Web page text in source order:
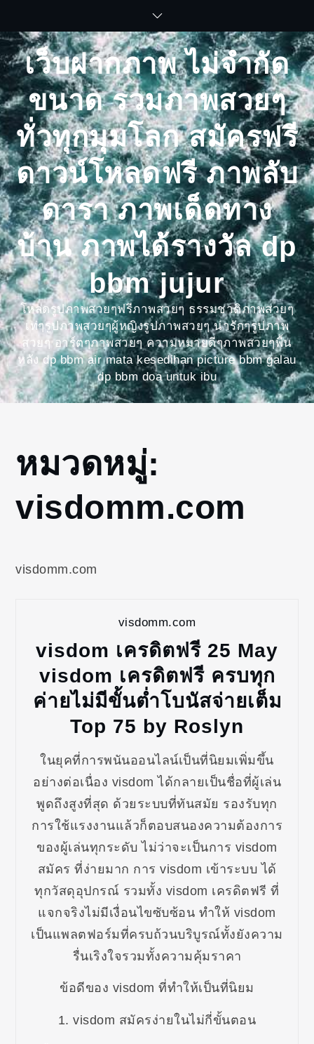
content
เว็บฝากภาพ ไม่จำกัด
ขนาด รวมภาพสวยๆ
ทั่วทุกมุมโลก สมัครฟรี
ดาวน์โหลดฟรี ภาพลับ
ดารา ภาพเด็ดทาง
บ้าน ภาพได้รางวัล dp
bbm jujur
โหลดรูปภาพสวยๆฟรีภาพสวยๆ ธรรมชาติภาพสวยๆ
เท่ๆรูปภาพสวยๆผู้หญิงรูปภาพสวยๆ น่ารักๆรูปภาพ
สวยๆ อาร์ตๆภาพสวยๆ ความหมายดีๆภาพสวยๆพื้น
หลัง dp bbm air mata kesedihan picture bbm galau
dp bbm doa untuk ibu
visdomm.com
หมวดหมู่:
visdomm.com
visdomm.com
visdomm.com
visdom เครดิตฟรี 25 May
visdom เครดิตฟรี ครบทุก
ค่ายไม่มีขั้นต่ำโบนัสจ่ายเต็ม
Top 75 by Roslyn
ในยุคที่การพนันออนไลน์เป็นที่นิยมเพิ่มขึ้น
อย่างต่อเนื่อง visdom ได้กลายเป็นชื่อที่ผู้เล่น
พูดถึงสูงที่สุด ด้วยระบบที่ทันสมัย รองรับทุก
การใช้แรงงานแล้วก็ตอบสนองความต้องการ
ของผู้เล่นทุกระดับ ไม่ว่าจะเป็นการ visdom
สมัคร ที่ง่ายมาก การ visdom เข้าระบบ ได้
ทุกวัสดุอุปกรณ์ รวมทั้ง visdom เครดิตฟรี ที่
แจกจริงไม่มีเงื่อนไขซับซ้อน ทำให้ visdom
เป็นแพลตฟอร์มที่ครบถ้วนบริบูรณ์ทั้งยังความ
รื่นเริงใจรวมทั้งความคุ้มราคา
ข้อดีของ visdom ที่ทำให้เป็นที่นิยม
1. visdom สมัครง่ายในไม่กี่ขั้นตอน